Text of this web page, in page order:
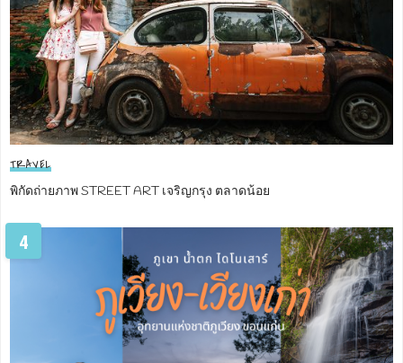
TRAVEL
พิกัดถ่ายภาพ STREET ART เจริญกรุง ตลาดน้อย
4